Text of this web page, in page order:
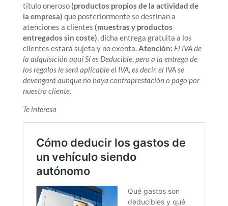
título oneroso(productos propios de la actividad de
la empresa) que posteriormente se destinan a
atenciones a clientes (muestras y productos
entregados sin coste), dicha entrega gratuita a los
clientes estará sujeta y no exenta.Atención: El IVA de
la adquisición aquí Sí es Deducible,pero a la entrega de
los regalos le será aplicable el IVA, es decir, el IVA se
devengará aunque no haya contraprestación o pago por
nuestro cliente.
Te interesa